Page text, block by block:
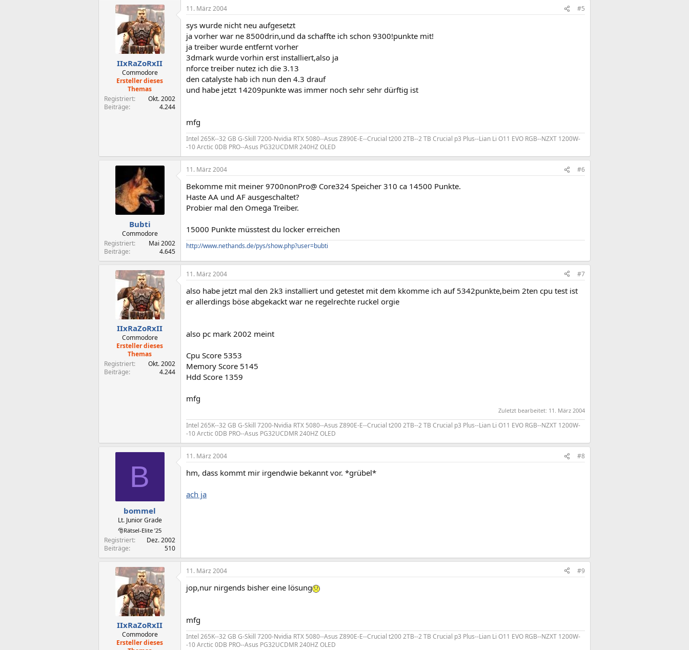
IIxRaZoRxII
Commodore
Ersteller dieses
Themas
Registriert
Okt. 2002
Beiträge
4.244
11. März 2004 #5
sys wurde nicht neu aufgesetzt
ja vorher war ne 8500drin,und da schaffte ich schon 9300!punkte mit!
ja treiber wurde entfernt vorher
3dmark wurde vorhin erst installiert,also ja
nforce treiber nutez ich die 3.13
den catalyste hab ich nun den 4.3 drauf
und habe jetzt 14209punkte was immer noch sehr sehr dürftig ist
mfg
Intel 265K--32 GB G-Skill 7200-Nvidia RTX 5080--Asus Z890E-E--Crucial t200 2TB--2 TB Crucial p3 Plus--Lian Li O11 EVO RGB--NZXT 1200W-
-10 Arctic 0DB PRO--Asus PG32UCDMR 240HZ OLED
Bubti
Commodore
Registriert
Mai 2002
Beiträge
4.645
11. März 2004 #6
Bekomme mit meiner 9700nonPro@ Core324 Speicher 310 ca 14500 Punkte.
Haste AA und AF ausgeschaltet?
Probier mal den Omega Treiber.
15000 Punkte müsstest du locker erreichen
http://www.nethands.de/pys/show.php?user=bubti
IIxRaZoRxII
Commodore
Ersteller dieses
Themas
Registriert
Okt. 2002
Beiträge
4.244
11. März 2004 #7
also habe jetzt mal den 2k3 installiert und getestet mit dem kkomme ich auf 5342punkte,beim 2ten cpu test ist
er allerdings böse abgekackt war ne regelrechte ruckel orgie
also pc mark 2002 meint
Cpu Score 5353
Memory Score 5145
Hdd Score 1359
mfg
Zuletzt bearbeitet: 11. März 2004
Intel 265K--32 GB G-Skill 7200-Nvidia RTX 5080--Asus Z890E-E--Crucial t200 2TB--2 TB Crucial p3 Plus--Lian Li O11 EVO RGB--NZXT 1200W-
-10 Arctic 0DB PRO--Asus PG32UCDMR 240HZ OLED
B
bommel
Lt. Junior Grade
🎅Rätsel-Elite ’25
Registriert
Dez. 2002
Beiträge
510
11. März 2004 #8
hm, dass kommt mir irgendwie bekannt vor. *grübel*
ach ja
IIxRaZoRxII
Commodore
Ersteller dieses
11. März 2004 #9
jop,nur nirgends bisher eine lösung
mfg
Intel 265K--32 GB G-Skill 7200-Nvidia RTX 5080--Asus Z890E-E--Crucial t200 2TB--2 TB Crucial p3 Plus--Lian Li O11 EVO RGB--NZXT 1200W-
-10 Arctic 0DB PRO--Asus PG32UCDMR 240HZ OLED